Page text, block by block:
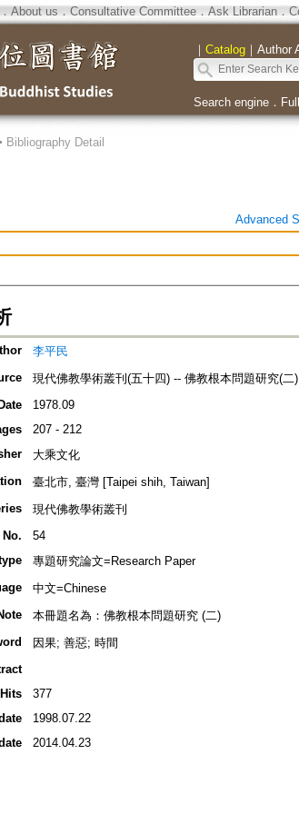
About us ． Consultative Committee． Ask Librarian．
｜ Catalog｜ Author
Search engine．
Bibliography Detail
Advanced
李平民
現代佛教學術叢刊(五十四) -- 佛教根本問題研究(二)
Date
1978.09
207 - 212
大乘文化
臺北市, 臺灣 [Taipei shih, Taiwan]
現代佛教學術叢刊
54
專題研究論文=Research Paper
中文=Chinese
本冊題名為：佛教根本問題研究 (二)
因果; 善惡; 時間
Hits
377
1998.07.22
2014.04.23